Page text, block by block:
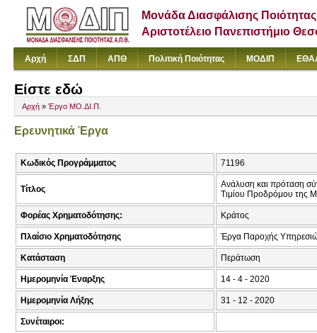
Μονάδα Διασφάλισης Ποιότητας
Αριστοτέλειο Πανεπιστήμιο
Αρχή ΣΔΠ ΑΠΘ Πολιτική Ποιότητας ΜΟΔΙΠ
Είστε εδώ
Αρχή » Έργο ΜΟ.ΔΙ.Π.
Ερευνητικά Έργα
Κωδικός Προγράμματος 71196
Τίτλος
Ανάλυση και πρόταση
Τιμίου Προδρόμου της
Φορέας Χρηματοδότησης: Κράτος
Πλαίσιο Χρηματοδότησης Έργα Παροχής
Κατάσταση Περάτωση
Ημερομηνία Έναρξης 14 - 4 - 2020
Ημερομηνία Λήξης 31 - 12 - 2020
Συνέταιροι: